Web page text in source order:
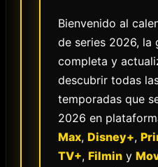
Bienvenido al
de series 2026, la
completa y
descubrir todas
temporadas que
2026 en
Max, Disney+,
TV+, Filmin y